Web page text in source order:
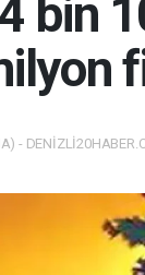
bin
-